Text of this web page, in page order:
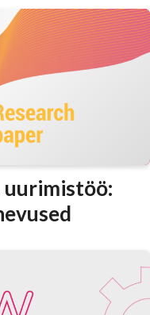
uurimistöö: